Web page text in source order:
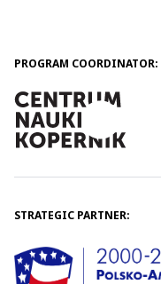
PROGRAM COORDINATOR:
STRATEGIC PARTNER: